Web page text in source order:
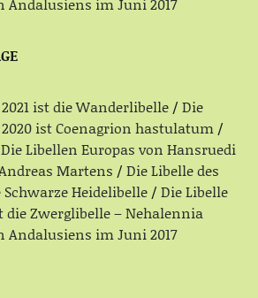
ist die Wanderlibelle
Die
ist Coenagrion hastulatum
Libellen Europas von Hansruedi
Martens
Die Libelle des
Schwarze Heidelibelle
Die Libelle
die Zwerglibelle – Nehalennia
Andalusiens im Juni 2017